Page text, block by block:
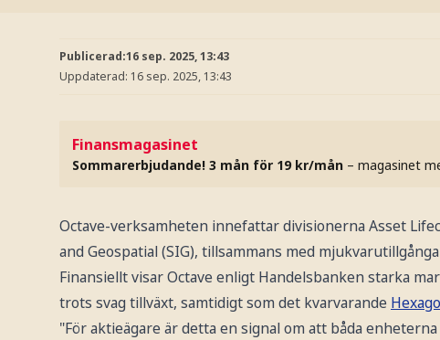
Publicerad:16 sep. 2025, 13:43
Uppdaterad: 16 sep. 2025, 13:43
Finansmagasinet
Sommarerbjudande! 3 mån för 19 kr/mån – magasinet
Octave-verksamheten innefattar divisionerna Asset
and Geospatial (SIG), tillsammans med
Finansiellt visar Octave enligt Handelsbanken starka
trots svag tillväxt, samtidigt som det kvarvarande
"För aktieägare är detta en signal om att båda